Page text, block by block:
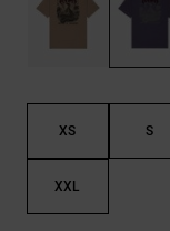
XS S
XXL